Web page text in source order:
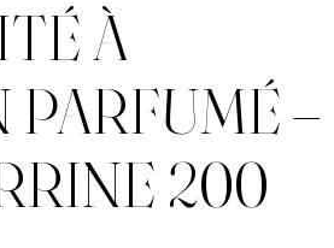
À
PARFUMÉ –
200